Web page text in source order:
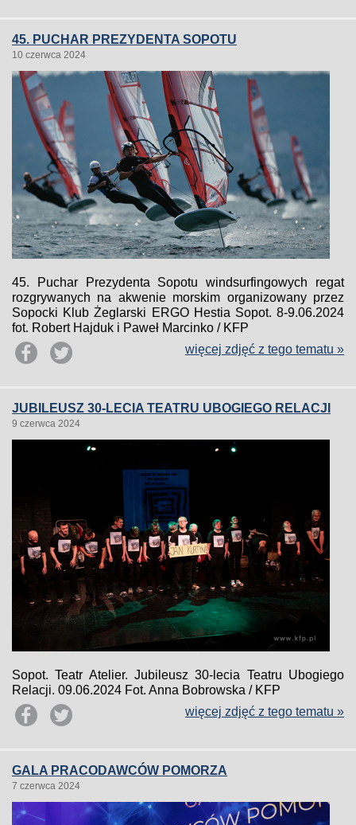
45. PUCHAR PREZYDENTA SOPOTU
10 czerwca 2024
45. Puchar Prezydenta Sopotu windsurfingowych regat
rozgrywanych na akwenie morskim organizowany przez
Sopocki Klub Żeglarski ERGO Hestia Sopot. 8-9.06.2024
fot. Robert Hajduk i Paweł Marcinko / KFP
więcej zdjęć z tego tematu »
JUBILEUSZ 30-LECIA TEATRU UBOGIEGO RELACJI
9 czerwca 2024
Sopot. Teatr Atelier. Jubileusz 30-lecia Teatru Ubogiego
Relacji. 09.06.2024 Fot. Anna Bobrowska / KFP
więcej zdjęć z tego tematu »
GALA PRACODAWCÓW POMORZA
7 czerwca 2024